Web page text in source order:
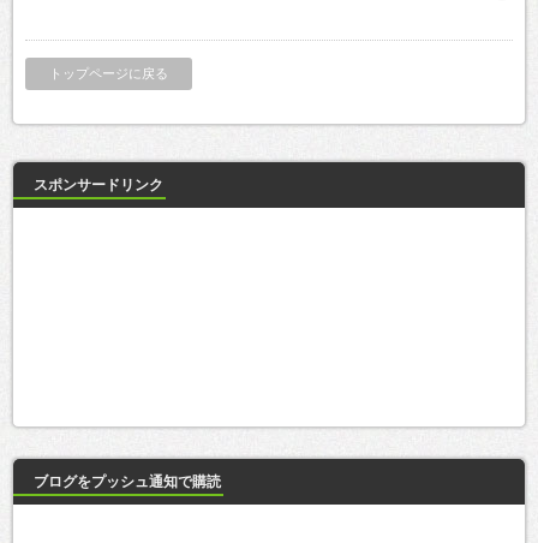
トップページに戻る
スポンサードリンク
ブログをプッシュ通知で購読